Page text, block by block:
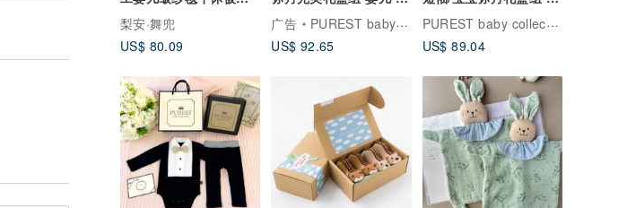
儿推车盖毯弥月礼周岁
梨安·舞兜
US$ 80.09
生儿礼物 送礼推荐
广告
PUREST baby collection
US$ 92.65
儿 新生儿 送礼
PUREST baby collection
US$ 89.04